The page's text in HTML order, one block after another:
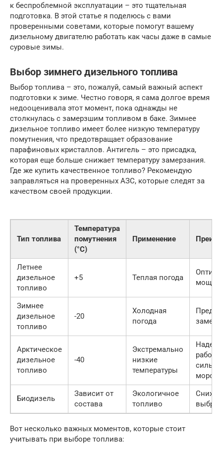
к беспроблемной эксплуатации – это тщательная
подготовка. В этой статье я поделюсь с вами
проверенными советами, которые помогут вашему
дизельному двигателю работать как часы даже в самые
суровые зимы.
Выбор зимнего дизельного топлива
Выбор топлива – это, пожалуй, самый важный аспект
подготовки к зиме. Честно говоря, я сама долгое время
недооценивала этот момент, пока однажды не
столкнулась с замерзшим топливом в баке. Зимнее
дизельное топливо имеет более низкую температуру
помутнения, что предотвращает образование
парафиновых кристаллов. Антигель – это присадка,
которая еще больше снижает температуру замерзания.
Где же купить качественное топливо? Рекомендую
заправляться на проверенных АЗС, которые следят за
качеством своей продукции.
Тип топлива
Температура
помутнения
(°C)
Применение
Летнее
дизельное
топливо
+5 Теплая погода
Зимнее
дизельное
топливо
-20
Холодная
погода
Арктическое
дизельное
топливо
-40
Экстремально
низкие
температуры
работа
Биодизель
Зависит от
состава
Экологичное
топливо
Вот несколько важных моментов, которые стоит
учитывать при выборе топлива: